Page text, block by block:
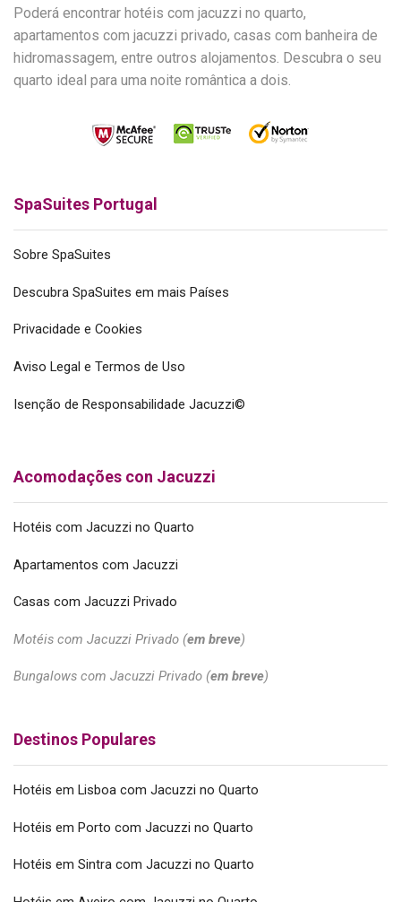
Poderá encontrar hotéis com jacuzzi no quarto,
apartamentos com jacuzzi privado, casas com banheira de
hidromassagem, entre outros alojamentos. Descubra o seu
quarto ideal para uma noite romântica a dois.
SpaSuites Portugal
Sobre SpaSuites
Descubra SpaSuites em mais Países
Privacidade e Cookies
Aviso Legal e Termos de Uso
Isenção de Responsabilidade Jacuzzi©
Acomodações con Jacuzzi
Hotéis com Jacuzzi no Quarto
Apartamentos com Jacuzzi
Casas com Jacuzzi Privado
Motéis com Jacuzzi Privado (em breve)
Bungalows com Jacuzzi Privado (em breve)
Destinos Populares
Hotéis em Lisboa com Jacuzzi no Quarto
Hotéis em Porto com Jacuzzi no Quarto
Hotéis em Sintra com Jacuzzi no Quarto